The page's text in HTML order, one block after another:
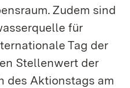
Zudem sind
für
Tag der
Stellenwert der
des Aktionstags am